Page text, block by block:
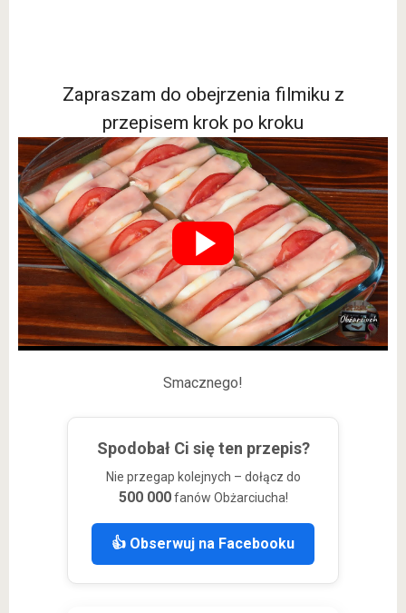
Zapraszam do obejrzenia filmiku z
przepisem krok po kroku
Smacznego!
Spodobał Ci się ten przepis?
Nie przegap kolejnych – dołącz do
500 000fanów Obżarciucha!
👍 Obserwuj na Facebooku